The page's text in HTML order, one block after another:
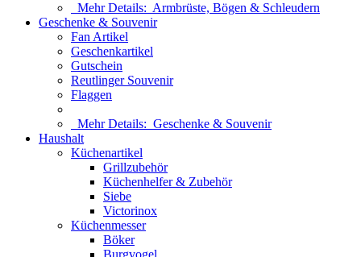
Mehr Details: Armbrüste, Bögen & Schleudern
Geschenke & Souvenir
Fan Artikel
Geschenkartikel
Gutschein
Reutlinger Souvenir
Flaggen
Mehr Details: Geschenke & Souvenir
Haushalt
Küchenartikel
Grillzubehör
Küchenhelfer & Zubehör
Siebe
Victorinox
Küchenmesser
Böker
Burgvogel